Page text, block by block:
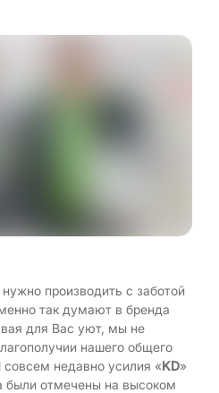
производить с заботой
так думают в бренда
для Вас уют, мы не
нашего общего
недавно усилия «KD»
были отмечены на высоком